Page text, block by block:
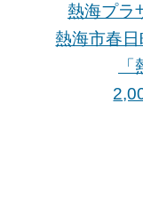
熱海プラ
熱海市春